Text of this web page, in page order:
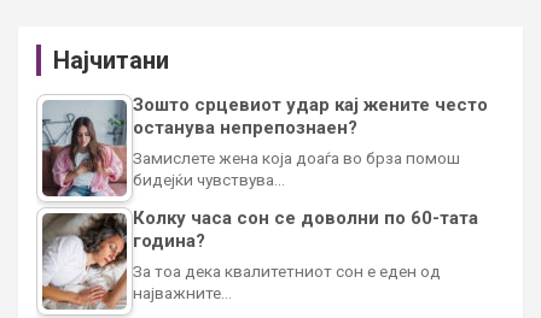
Најчитани
Зошто срцевиот удар кај жените често
останува непрепознаен?
Замислете жена која доаѓа во брза помош
бидејќи чувствува…
Колку часа сон се доволни по 60-тата
година?
За тоа дека квалитетниот сон е еден од
најважните…